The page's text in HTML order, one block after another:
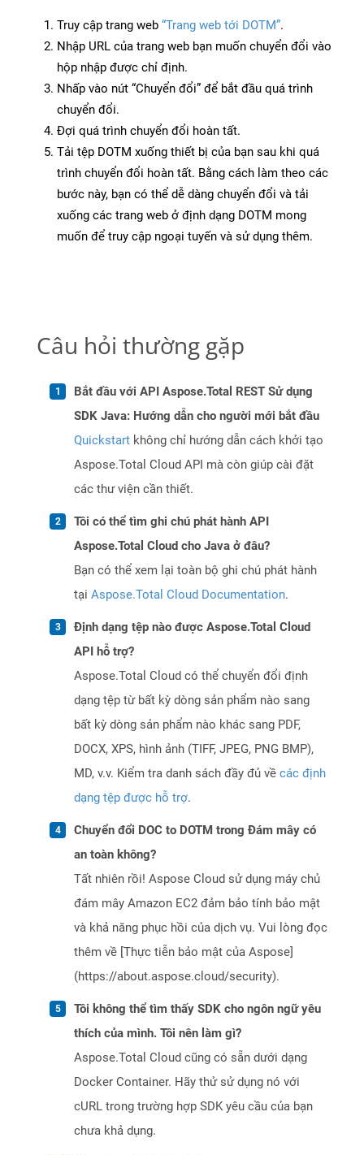
Truy cập trang web “Trang web tới DOTM”.
Nhập URL của trang web bạn muốn chuyển đổi vào
hộp nhập được chỉ định.
Nhấp vào nút “Chuyển đổi” để bắt đầu quá trình
chuyển đổi.
Đợi quá trình chuyển đổi hoàn tất.
Tải tệp DOTM xuống thiết bị của bạn sau khi quá
trình chuyển đổi hoàn tất. Bằng cách làm theo các
bước này, bạn có thể dễ dàng chuyển đổi và tải
xuống các trang web ở định dạng DOTM mong
muốn để truy cập ngoại tuyến và sử dụng thêm.
Câu hỏi thường gặp
Bắt đầu với API Aspose.Total REST Sử dụng
SDK Java: Hướng dẫn cho người mới bắt đầu
Quickstart không chỉ hướng dẫn cách khởi tạo
Aspose.Total Cloud API mà còn giúp cài đặt
các thư viện cần thiết.
Tôi có thể tìm ghi chú phát hành API
Aspose.Total Cloud cho Java ở đâu?
Bạn có thể xem lại toàn bộ ghi chú phát hành
tại Aspose.Total Cloud Documentation.
Định dạng tệp nào được Aspose.Total Cloud
API hỗ trợ?
Aspose.Total Cloud có thể chuyển đổi định
dạng tệp từ bất kỳ dòng sản phẩm nào sang
bất kỳ dòng sản phẩm nào khác sang PDF,
DOCX, XPS, hình ảnh (TIFF, JPEG, PNG BMP),
MD, v.v. Kiểm tra danh sách đầy đủ về các định
dạng tệp được hỗ trợ.
Chuyển đổi DOC to DOTM trong Đám mây có
an toàn không?
Tất nhiên rồi! Aspose Cloud sử dụng máy chủ
đám mây Amazon EC2 đảm bảo tính bảo mật
và khả năng phục hồi của dịch vụ. Vui lòng đọc
thêm về [Thực tiễn bảo mật của Aspose]
(https://about.aspose.cloud/security).
Tôi không thể tìm thấy SDK cho ngôn ngữ yêu
thích của mình. Tôi nên làm gì?
Aspose.Total Cloud cũng có sẵn dưới dạng
Docker Container. Hãy thử sử dụng nó với
cURL trong trường hợp SDK yêu cầu của bạn
chưa khả dụng.